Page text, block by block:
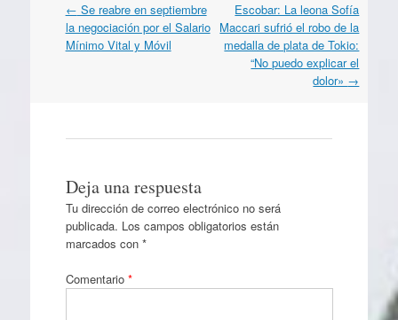
Navegación
por
artículos
← Se reabre en septiembre
la negociación por el Salario
Mínimo Vital y Móvil
Escobar: La leona Sofía
Maccari sufrió el robo de la
medalla de plata de Tokio:
“No puedo explicar el
dolor» →
Deja una respuesta
Tu dirección de correo electrónico no será
publicada. Los campos obligatorios están
marcados con *
Comentario *